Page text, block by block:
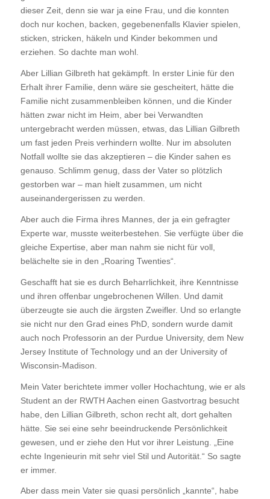
dieser Zeit, denn sie war ja eine Frau, und die konnten
doch nur kochen, backen, gegebenenfalls Klavier spielen,
sticken, stricken, häkeln und Kinder bekommen und
erziehen. So dachte man wohl.
Aber Lillian Gilbreth hat gekämpft. In erster Linie für den
Erhalt ihrer Familie, denn wäre sie gescheitert, hätte die
Familie nicht zusammenbleiben können, und die Kinder
hätten zwar nicht im Heim, aber bei Verwandten
untergebracht werden müssen, etwas, das Lillian Gilbreth
um fast jeden Preis verhindern wollte. Nur im absoluten
Notfall wollte sie das akzeptieren – die Kinder sahen es
genauso. Schlimm genug, dass der Vater so plötzlich
gestorben war – man hielt zusammen, um nicht
auseinandergerissen zu werden.
Aber auch die Firma ihres Mannes, der ja ein gefragter
Experte war, musste weiterbestehen. Sie verfügte über die
gleiche Expertise, aber man nahm sie nicht für voll,
belächelte sie in den „Roaring Twenties“.
Geschafft hat sie es durch Beharrlichkeit, ihre Kenntnisse
und ihren offenbar ungebrochenen Willen. Und damit
überzeugte sie auch die ärgsten Zweifler. Und so erlangte
sie nicht nur den Grad eines PhD, sondern wurde damit
auch noch Professorin an der Purdue University, dem New
Jersey Institute of Technology und an der University of
Wisconsin-Madison.
Mein Vater berichtete immer voller Hochachtung, wie er als
Student an der RWTH Aachen einen Gastvortrag besucht
habe, den Lillian Gilbreth, schon recht alt, dort gehalten
hätte. Sie sei eine sehr beeindruckende Persönlichkeit
gewesen, und er ziehe den Hut vor ihrer Leistung. „Eine
echte Ingenieurin mit sehr viel Stil und Autorität.“ So sagte
er immer.
Aber dass mein Vater sie quasi persönlich „kannte“, habe